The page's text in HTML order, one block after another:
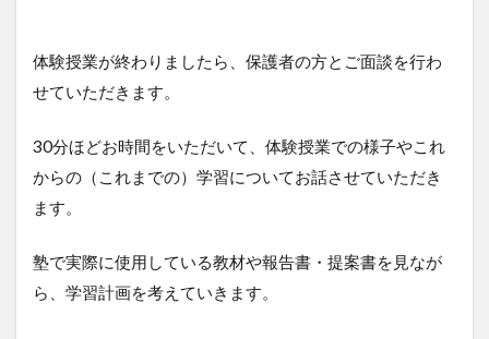
体験授業が終わりましたら、保護者の方とご面談を行わ
せていただきます。
30分ほどお時間をいただいて、体験授業での様子やこれ
からの（これまでの）学習についてお話させていただき
ます。
塾で実際に使用している教材や報告書・提案書を見なが
ら、学習計画を考えていきます。